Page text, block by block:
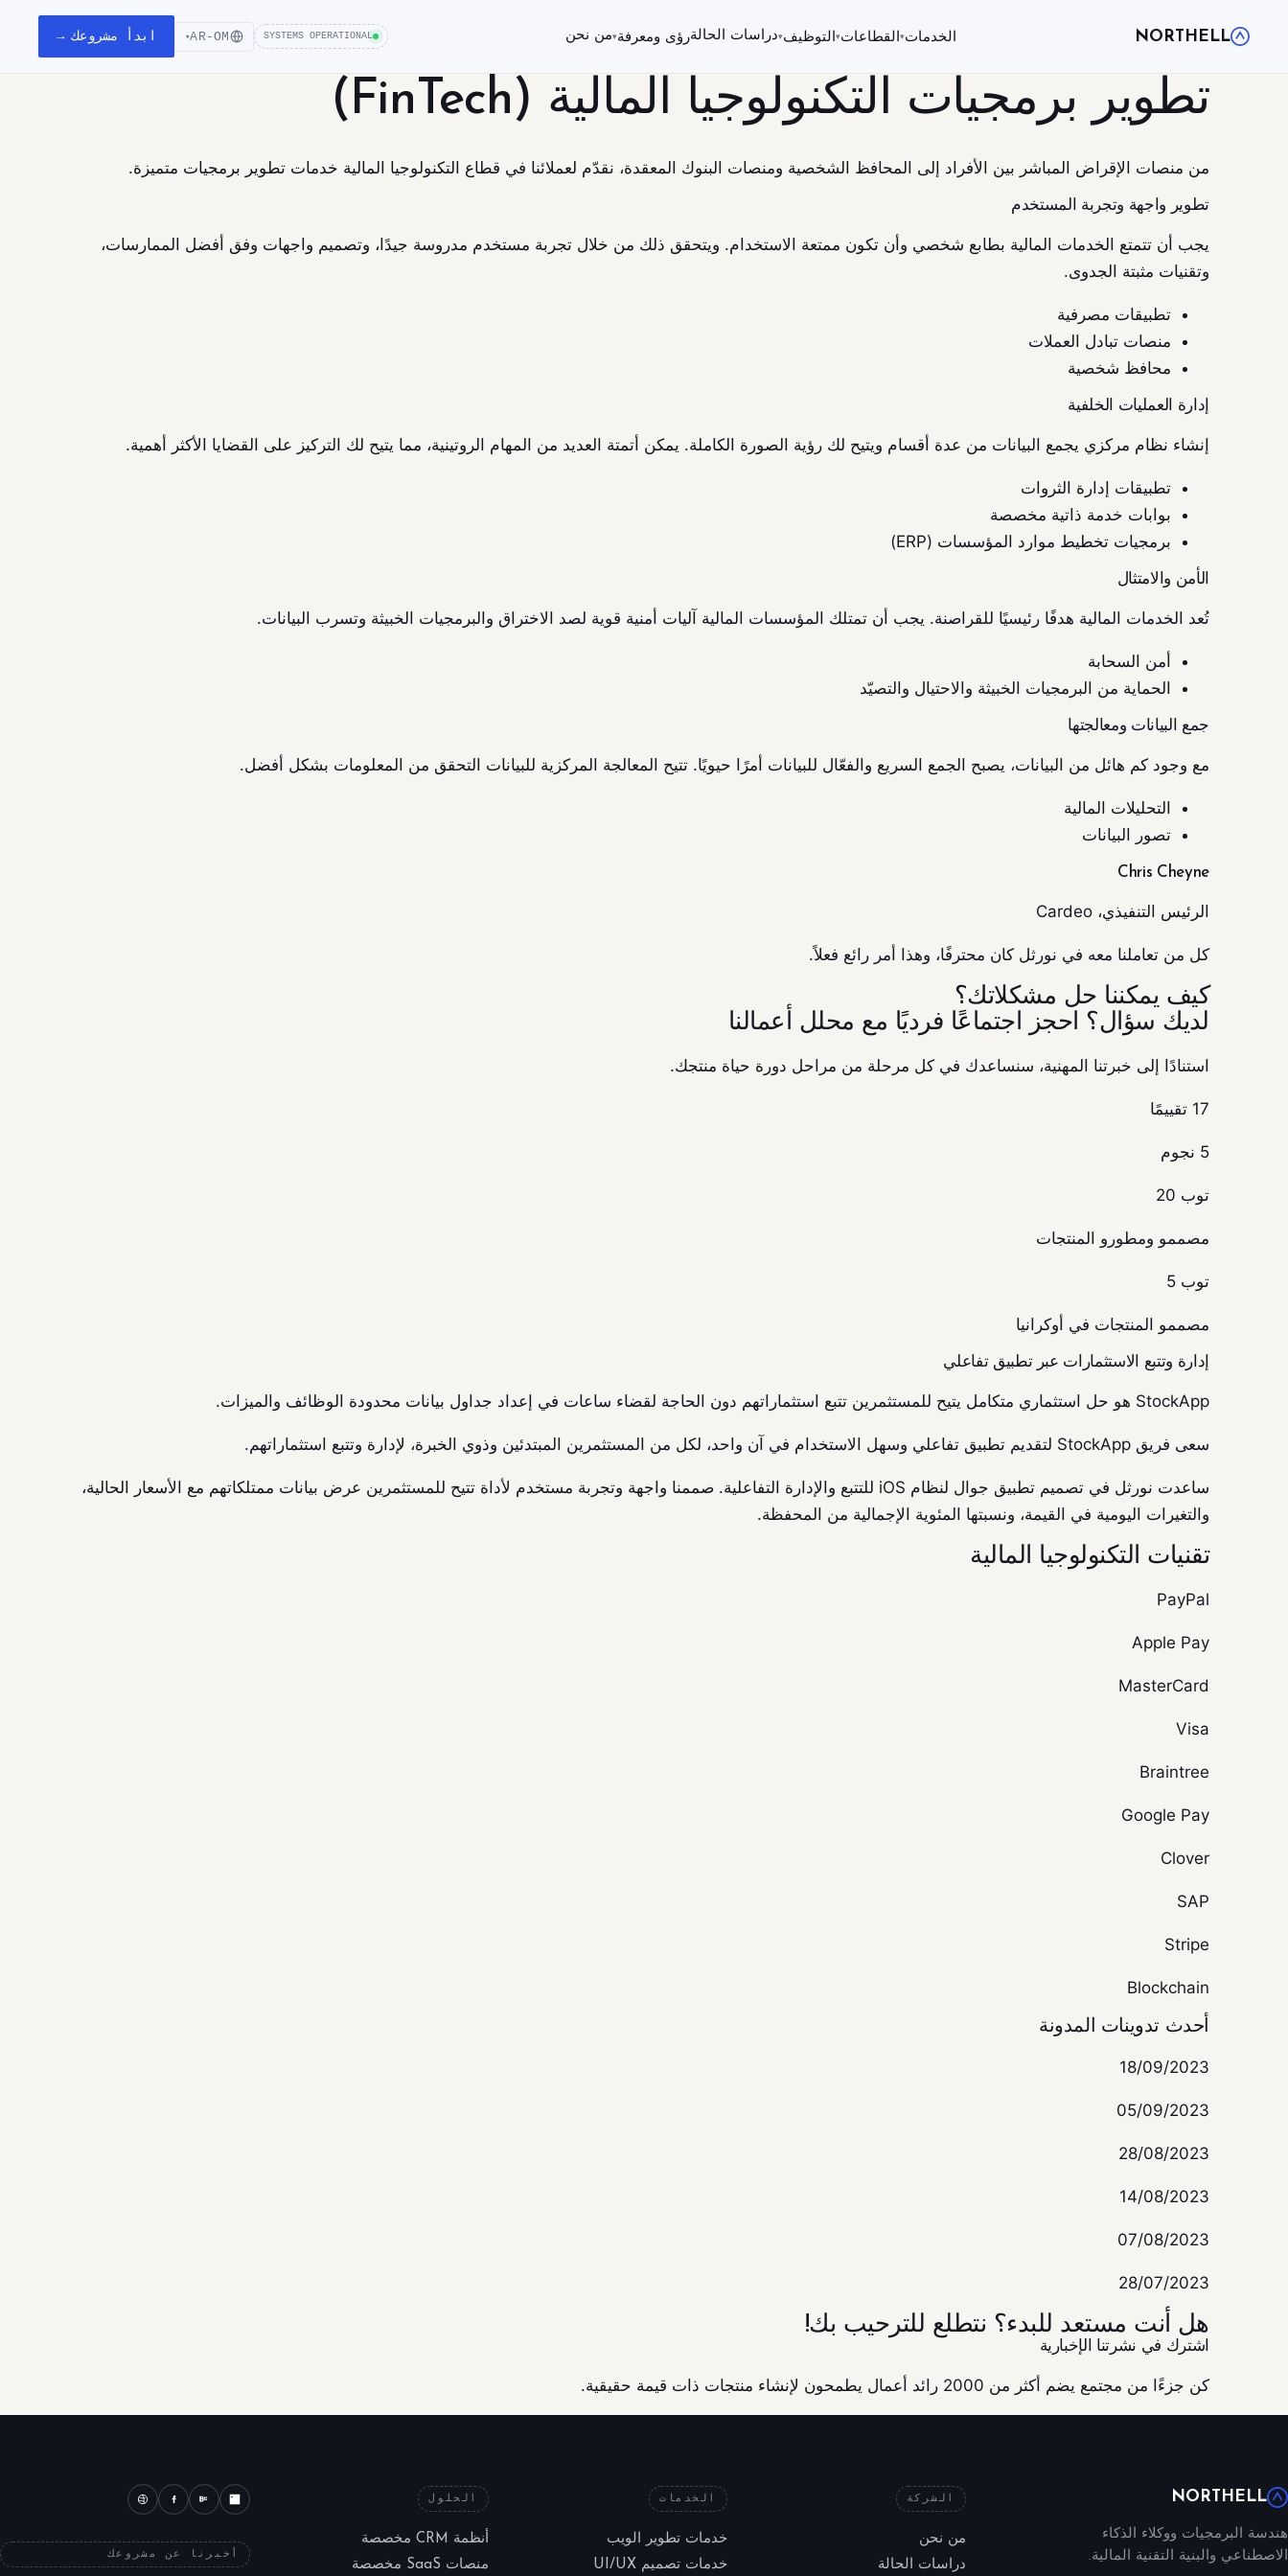
NORTHELL الخدمات▾القطاعات▾التوظيف▾دراسات الحالةرؤى ومعرفة▾من نحن SYSTEMS OPERATIONAL
AR-OM
▾ ابدأ مشروعك →
تطوير برمجيات التكنولوجيا المالية (FinTech)
من منصات الإقراض المباشر بين الأفراد إلى المحافظ الشخصية ومنصات البنوك المعقدة، نقدّم لعملائنا في قطاع التكنولوجيا المالية خدمات تطوير برمجيات متميزة.
تطوير واجهة وتجربة المستخدم
يجب أن تتمتع الخدمات المالية بطابع شخصي وأن تكون ممتعة الاستخدام. ويتحقق ذلك من خلال تجربة مستخدم مدروسة جيدًا، وتصميم واجهات وفق أفضل الممارسات،
وتقنيات مثبتة الجدوى.
تطبيقات مصرفية
منصات تبادل العملات
محافظ شخصية
إدارة العمليات الخلفية
إنشاء نظام مركزي يجمع البيانات من عدة أقسام ويتيح لك رؤية الصورة الكاملة. يمكن أتمتة العديد من المهام الروتينية، مما يتيح لك التركيز على القضايا الأكثر أهمية.
تطبيقات إدارة الثروات
بوابات خدمة ذاتية مخصصة
برمجيات تخطيط موارد المؤسسات (ERP)
الأمن والامتثال
تُعد الخدمات المالية هدفًا رئيسيًا للقراصنة. يجب أن تمتلك المؤسسات المالية آليات أمنية قوية لصد الاختراق والبرمجيات الخبيثة وتسرب البيانات.
أمن السحابة
الحماية من البرمجيات الخبيثة والاحتيال والتصيّد
جمع البيانات ومعالجتها
مع وجود كم هائل من البيانات، يصبح الجمع السريع والفعّال للبيانات أمرًا حيويًا. تتيح المعالجة المركزية للبيانات التحقق من المعلومات بشكل أفضل.
التحليلات المالية
تصور البيانات
Chris Cheyne
الرئيس التنفيذي، Cardeo
كل من تعاملنا معه في نورثل كان محترفًا، وهذا أمر رائع فعلاً.
كيف يمكننا حل مشكلاتك؟
لديك سؤال؟ احجز اجتماعًا فرديًا مع محلل أعمالنا
استنادًا إلى خبرتنا المهنية، سنساعدك في كل مرحلة من مراحل دورة حياة منتجك.
17 تقييمًا
5 نجوم
توب 20
مصممو ومطورو المنتجات
توب 5
مصممو المنتجات في أوكرانيا
إدارة وتتبع الاستثمارات عبر تطبيق تفاعلي
StockApp هو حل استثماري متكامل يتيح للمستثمرين تتبع استثماراتهم دون الحاجة لقضاء ساعات في إعداد جداول بيانات محدودة الوظائف والميزات.
سعى فريق StockApp لتقديم تطبيق تفاعلي وسهل الاستخدام في آن واحد، لكل من المستثمرين المبتدئين وذوي الخبرة، لإدارة وتتبع استثماراتهم.
ساعدت نورثل في تصميم تطبيق جوال لنظام iOS للتتبع والإدارة التفاعلية. صممنا واجهة وتجربة مستخدم لأداة تتيح للمستثمرين عرض بيانات ممتلكاتهم مع الأسعار الحالية،
والتغيرات اليومية في القيمة، ونسبتها المئوية الإجمالية من المحفظة.
تقنيات التكنولوجيا المالية
PayPal
Apple Pay
MasterCard
Visa
Braintree
Google Pay
Clover
SAP
Stripe
Blockchain
أحدث تدوينات المدونة
18/09/2023
05/09/2023
28/08/2023
14/08/2023
07/08/2023
28/07/2023
هل أنت مستعد للبدء؟ نتطلع للترحيب بك!
اشترك في نشرتنا الإخبارية
كن جزءًا من مجتمع يضم أكثر من 2000 رائد أعمال يطمحون لإنشاء منتجات ذات قيمة حقيقية.
NORTHELL
هندسة البرمجيات ووكلاء الذكاء
الاصطناعي والبنية التقنية المالية.
الشركة
من نحن
دراسات الحالة
الخدمات
خدمات تطوير الويب
خدمات تصميم UI/UX
الحلول
أنظمة CRM مخصصة
منصات SaaS مخصصة
أخبرنا عن مشروعك